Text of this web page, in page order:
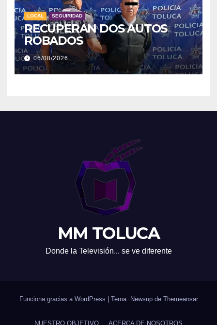
LOCAL SEGUIRIDAD
RECUPERAN DOS AUTOS
ROBADOS
06/08/2026
MM TOLUCA
Donde la Televisión... se ve diferente
Funciona gracias a WordPress Tema: Newsup de Themeansar
NUESTRO OBJETIVO ACERCA DE NOSOTROS